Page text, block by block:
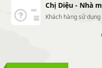
Chị Diệu - Nhà
Khách hàng sử